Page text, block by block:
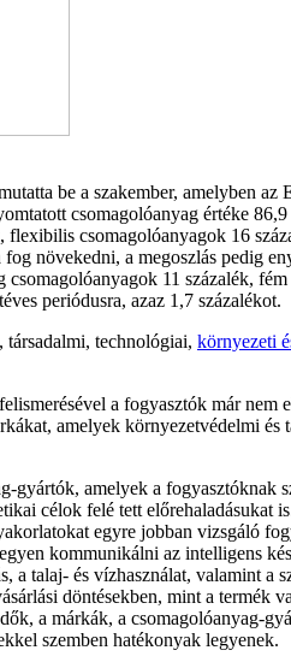
be a szakember, amelyben
csomagolóanyag értéke
csomagolóanyagok 16
növekedni, a megoszlás pedig
11 százalék,
periódusra, azaz 1,7 százalékot.
technológiai, környezeti
a fogyasztók már
amelyek környezetvédelmi
gyártók, amelyek a
célok felé tett előrehaladásukat
egyre jobban vizsgáló
kommunikálni az intelligens
talaj- és vízhasználat, valamint a
döntésekben, mint a
a márkák, a csomagolóanyag-
szemben hatékonyak legyenek.